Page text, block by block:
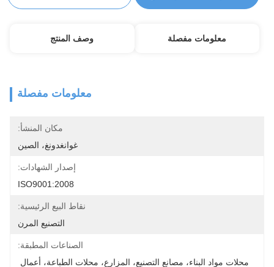
معلومات مفصلة وصف المنتج
معلومات مفصلة
مكان المنشأ:
غوانغدونغ، الصين
إصدار الشهادات:
ISO9001:2008
نقاط البيع الرئيسية:
التصنيع المرن
الصناعات المطبقة: